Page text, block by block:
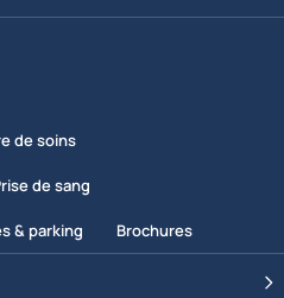
de soins
de sang
& parking Brochures